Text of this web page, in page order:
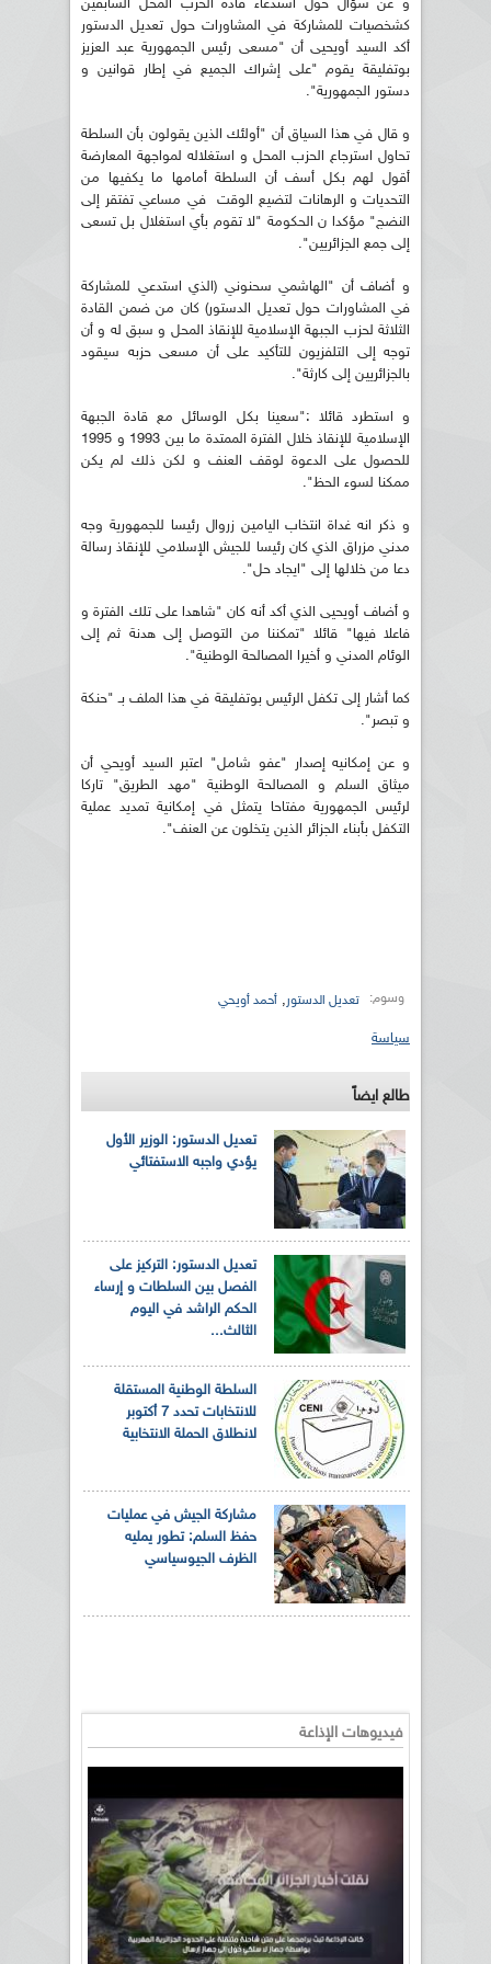
و عن سؤال حول استدعاء قادة الحزب المحل السابقين
كشخصيات للمشاركة في المشاورات حول تعديل الدستور
أكد السيد أويحيى أن "مسعى رئيس الجمهورية عبد العزيز
بوتفليقة يقوم "على إشراك الجميع في إطار قوانين و
دستور الجمهورية".
و قال في هذا السياق أن "أولئك الذين يقولون بأن السلطة
تحاول استرجاع الحزب المحل و استغلاله لمواجهة المعارضة
أقول لهم بكل أسف أن السلطة أمامها ما يكفيها من
التحديات و الرهانات لتضيع الوقت في مساعي تفتقر إلى
النضج" مؤكدا ن الحكومة "لا تقوم بأي استغلال بل تسعى
إلى جمع الجزائريين".
و أضاف أن "الهاشمي سحنوني (الذي استدعي للمشاركة
في المشاورات حول تعديل الدستور) كان من ضمن القادة
الثلاثة لحزب الجبهة الإسلامية للإنقاذ المحل و سبق له و أن
توجه إلى التلفزيون للتأكيد على أن مسعى حزبه سيقود
بالجزائريين إلى كارثة".
و استطرد قائلا :"سعينا بكل الوسائل مع قادة الجبهة
الإسلامية للإنقاذ خلال الفترة الممتدة ما بين 1993 و 1995
للحصول على الدعوة لوقف العنف و لكن ذلك لم يكن
ممكنا لسوء الحظ".
و ذكر انه غداة انتخاب اليامين زروال رئيسا للجمهورية وجه
مدني مزراق الذي كان رئيسا للجيش الإسلامي للإنقاذ رسالة
دعا من خلالها إلى "ايجاد حل".
و أضاف أويحيى الذي أكد أنه كان "شاهدا على تلك الفترة و
فاعلا فيها" قائلا "تمكننا من التوصل إلى هدنة ثم إلى
الوئام المدني و أخيرا المصالحة الوطنية".
كما أشار إلى تكفل الرئيس بوتفليقة في هذا الملف بـ "حنكة
و تبصر".
و عن إمكانيه إصدار "عفو شامل" اعتبر السيد أويحي أن
ميثاق السلم و المصالحة الوطنية "مهد الطريق" تاركا
لرئيس الجمهورية مفتاحا يتمثل في إمكانية تمديد عملية
التكفل بأبناء الجزائر الذين يتخلون عن العنف".
وسوم: تعديل الدستور, أحمد أويحي
سياسة
طالع ايضاً
تعديل الدستور: الوزير الأول
يؤدي واجبه الاستفتائي
تعديل الدستور: التركيز على
الفصل بين السلطات و إرساء
الحكم الراشد في اليوم
الثالث...
السلطة الوطنية المستقلة
للانتخابات تحدد 7 أكتوبر
لانطلاق الحملة الانتخابية
مشاركة الجيش في عمليات
حفظ السلم: تطور يمليه
الظرف الجيوسياسي
فيديوهات الإذاعة